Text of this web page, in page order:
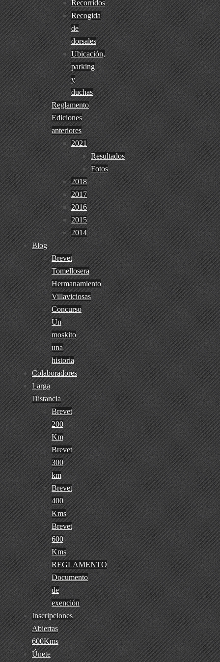
Recorridos
Recogida
de
dorsales
Ubicación,
parking
y
duchas
Reglamento
Ediciones
anteriores
2021
Resultados
Fotos
2018
2017
2016
2015
2014
Blog
Brevet
Tomellosera
Hermanamiento
Villaviciosas
Concurso
Un
moskito
una
historia
Colaboradores
Larga
Distancia
Brevet
200
Km
Brevet
300
km
Brevet
400
Kms
Brevet
600
Kms
REGLAMENTO
Documento
de
exención
Inscripciones
Abiertas
600Kms
Únete